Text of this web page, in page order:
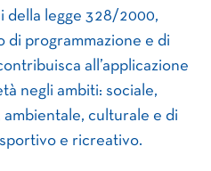
della legge 328/2000,
di programmazione e di
all’applicazione
negli ambiti: sociale,
culturale e di
e ricreativo.